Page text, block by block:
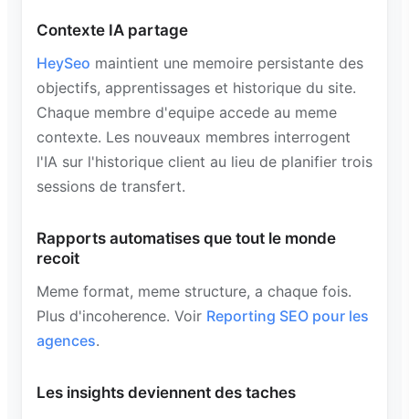
Contexte IA partage
HeySeo maintient une memoire persistante des
objectifs, apprentissages et historique du site.
Chaque membre d'equipe accede au meme
contexte. Les nouveaux membres interrogent
l'IA sur l'historique client au lieu de planifier trois
sessions de transfert.
Rapports automatises que tout le monde
recoit
Meme format, meme structure, a chaque fois.
Plus d'incoherence. Voir Reporting SEO pour les
agences.
Les insights deviennent des taches